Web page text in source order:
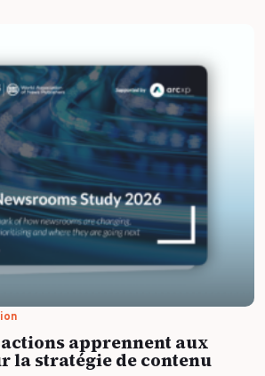
apprennent aux
la stratégie de contenu